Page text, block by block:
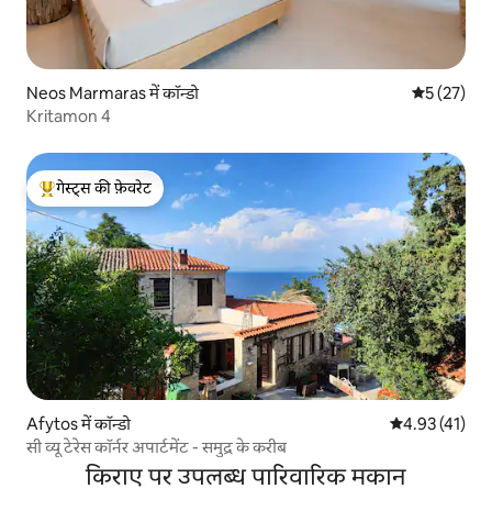
Neos Marmaras में कॉन्डो औसत रेटिंग
5 (27)
Kritamon 4
गेस्ट्स का टॉप फ़ेवरेट
गेस्ट्स की फ़ेवरेट
Afytos में कॉन्डो औसत रेटिंग 5 में
4.93 (41)
सी व्यू टेरेस कॉर्नर अपार्टमेंट - समुद्र के करीब
किराए पर उपलब्ध पारिवारिक मकान